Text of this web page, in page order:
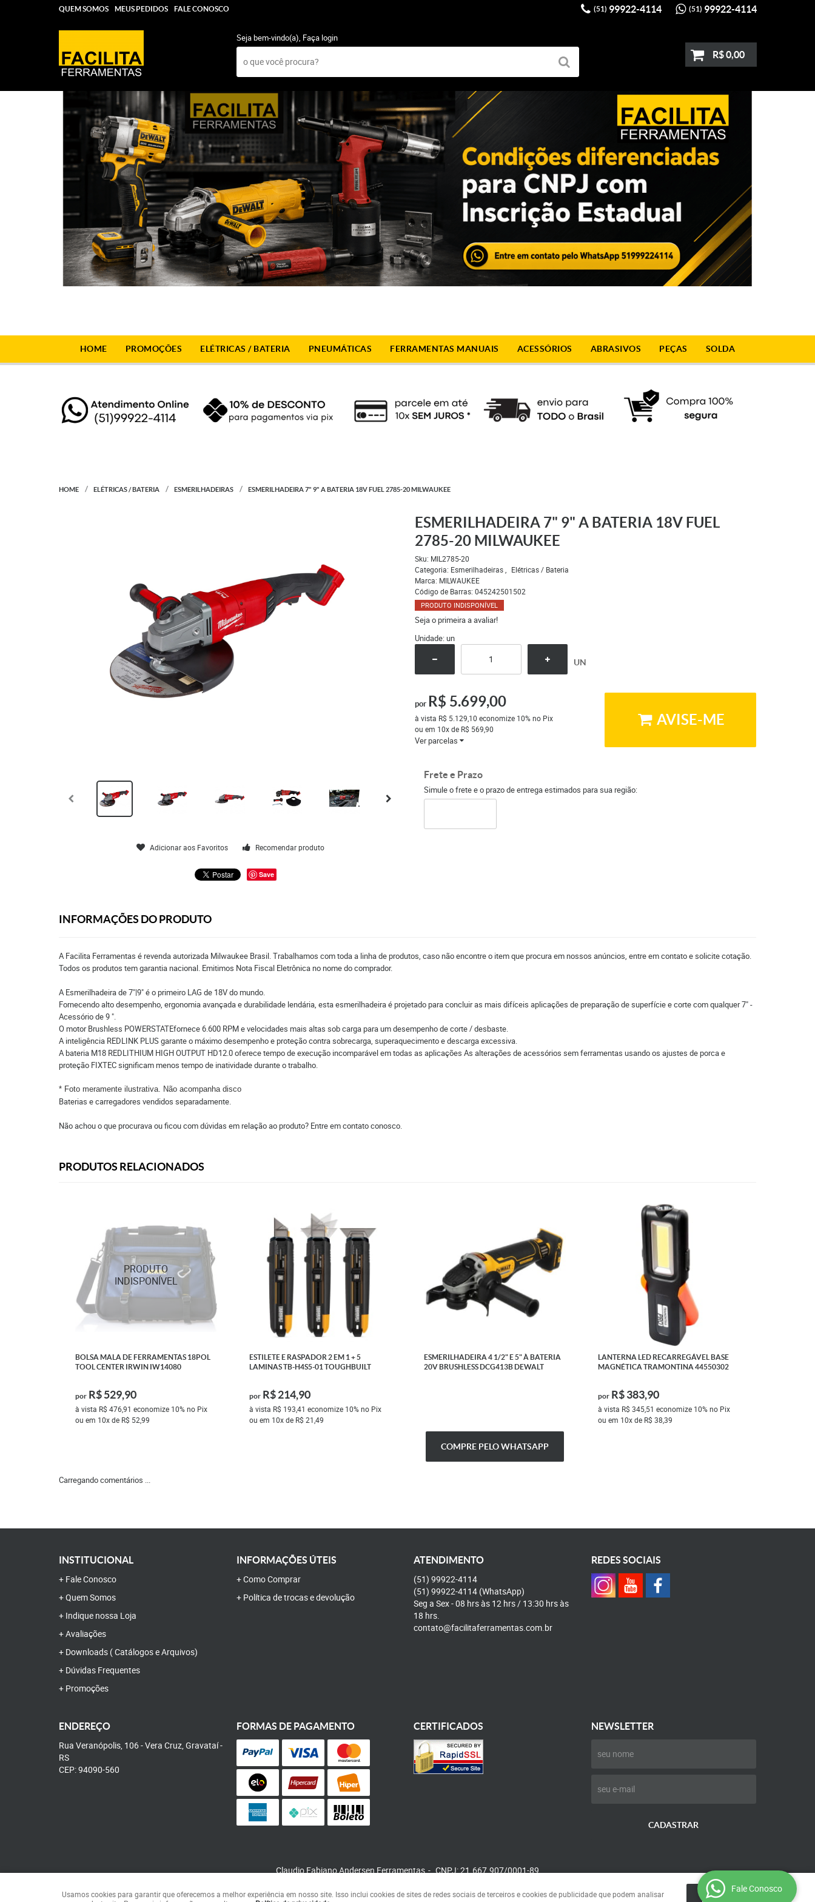
QUEM SOMOS MEUS PEDIDOS FALE CONOSCO (51) 99922-4114 (51) 99922-4114
Seja bem-vindo(a), Faça login
R$ 0,00
HOME PROMOÇÕES ELÉTRICAS / BATERIA PNEUMÁTICAS FERRAMENTAS MANUAIS ACESSÓRIOS ABRASIVOS PEÇAS SOLDA
HOME ELÉTRICAS / BATERIA ESMERILHADEIRAS ESMERILHADEIRA 7" 9" A BATERIA 18V FUEL 2785-20 MILWAUKEE
Adicionar aos Favoritos Recomendar produto
Save
ESMERILHADEIRA 7" 9" A BATERIA 18V FUEL
2785-20 MILWAUKEE
Sku: MIL2785-20
Categoria: Esmerilhadeiras
Elétricas / Bateria
Marca: MILWAUKEE
Código de Barras: 045242501502
PRODUTO INDISPONÍVEL
Seja o primeira a avaliar!
Unidade: un
UN
por R$ 5.699,00
à vista R$ 5.129,10 economize 10%no Pix
ou em 10xde R$ 569,90
Ver parcelas
AVISE-ME
Frete e Prazo
Simule o frete e o prazo de entrega estimados para sua região:
INFORMAÇÕES DO PRODUTO
A Facilita Ferramentas é revenda autorizada Milwaukee Brasil. Trabalhamos com toda a linha de produtos, caso não encontre o item que procura em nossos anúncios, entre em contato e solicite cotação.
Todos os produtos tem garantia nacional. Emitimos Nota Fiscal Eletrônica no nome do comprador.
A Esmerilhadeira de 7"|9" é o primeiro LAG de 18V do mundo.
Fornecendo alto desempenho, ergonomia avançada e durabilidade lendária, esta esmerilhadeira é projetado para concluir as mais difíceis aplicações de preparação de superfície e corte com qualquer 7" -
Acessório de 9 ".
O motor Brushless POWERSTATEfornece 6.600 RPM e velocidades mais altas sob carga para um desempenho de corte / desbaste.
A inteligência REDLINK PLUS garante o máximo desempenho e proteção contra sobrecarga, superaquecimento e descarga excessiva.
A bateria M18 REDLITHIUM HIGH OUTPUT HD12.0 oferece tempo de execução incomparável em todas as aplicações As alterações de acessórios sem ferramentas usando os ajustes de porca e
proteção FIXTEC significam menos tempo de inatividade durante o trabalho.
* Foto meramente ilustrativa. Não acompanha disco
Baterias e carregadores vendidos separadamente.
Não achou o que procurava ou ficou com dúvidas em relação ao produto? Entre em contato conosco.
PRODUTOS RELACIONADOS
BOLSA MALA DE FERRAMENTAS 18POL
TOOL CENTER IRWIN IW14080
por R$ 529,90
à vista R$ 476,91 economize 10%no Pix
ou em 10xde R$ 52,99
ESTILETE E RASPADOR 2 EM 1 + 5
LAMINAS TB-H4S5-01 TOUGHBUILT
por R$ 214,90
à vista R$ 193,41 economize 10%no Pix
ou em 10xde R$ 21,49
ESMERILHADEIRA 4 1/2" E 5" À BATERIA
20V BRUSHLESS DCG413B DEWALT
COMPRE PELO WHATSAPP
LANTERNA LED RECARREGÁVEL BASE
MAGNÉTICA TRAMONTINA 44550302
por R$ 383,90
à vista R$ 345,51 economize 10%no Pix
ou em 10xde R$ 38,39
Carregando comentários ...
INSTITUCIONAL
Fale Conosco
Quem Somos
Indique nossa Loja
Avaliações
Downloads ( Catálogos e Arquivos)
Dúvidas Frequentes
Promoções
INFORMAÇÕES ÚTEIS
Como Comprar
Política de trocas e devolução
ATENDIMENTO
(51) 99922-4114
(51) 99922-4114 (WhatsApp)
Seg a Sex - 08 hrs às 12 hrs / 13:30 hrs às
18 hrs.
contato@facilitaferramentas.com.br
REDES SOCIAIS
ENDEREÇO
Rua Veranópolis, 106-Vera Cruz, Gravataí-
RS
CEP: 94090-560
FORMAS DE PAGAMENTO CERTIFICADOS NEWSLETTER
CADASTRAR
Claudio Fabiano Andersen Ferramentas CNPJ: 21.667.907/0001-89
Usamos cookies para garantir que oferecemos a melhor experiência em nosso site. Isso inclui cookies de sites de redes sociais de terceiros e cookies de publicidade que podem analisar
ENTENDI
Fale Conosco